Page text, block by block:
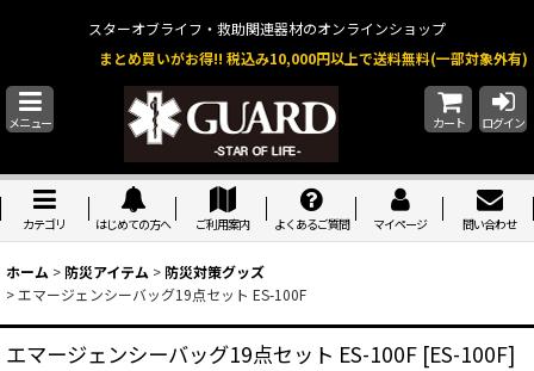
スターオブライフ・救助関連器材のオンラインショップ
まとめ買いがお得!! 税込み10,000円以上で送料無料(一部対象外有)
メニュー カート ログイン
カテゴリ はじめての方へ ご利用案内 よくあるご質問 マイページ 問い合わせ
ホーム > 防災アイテム > 防災対策グッズ
>エマージェンシーバッグ19点セット ES-100F
エマージェンシーバッグ19点セット ES-100F [ES-100F]